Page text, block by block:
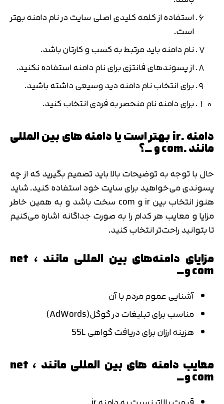
استفاده از کلمه کلیدی اصلی سایت در نام دامنه بهتر
است.
نام دامنه باید مرتبط به کسب و کارتان باشد.
از پسوندهای فانتزی برای نام دامنه استفاده نکنید.
برای انتخاب نام دامنه دید وسیعی داشته باشید.
برای دامنه نام منحصر به فردی انتخاب کنید.
دامنه .ir بهتر است یا دامنه های بین المللی
مانند .com و …؟
حال با توجه به توضیحات بالا باید تصمیم بگیرید که از چه
پسوندی می‌خواهید برای سایت خود استفاده کنید. شاید
هنوز انتخاب بین ir و com سخت باشد و به همین خاطر
مزایا و معایب هر کدام را به صورت جداگانه اشاره می‌کنیم
تا بتوانید راحت‌تر انتخاب کنید.
مزایای دامنه‌های بین المللی مانند net ،
com و…
آشنایی عموم مردم با آن
مناسب برای تبلیغات در گوگل(AdWords)
هزینه ارزان برای دریافت گواهی SSL
معایب دامنه های بین المللی مانند net ،
com و…